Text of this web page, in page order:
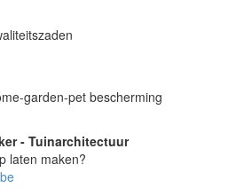
garden-pet bescherming
- Tuinarchitectuur
laten maken?